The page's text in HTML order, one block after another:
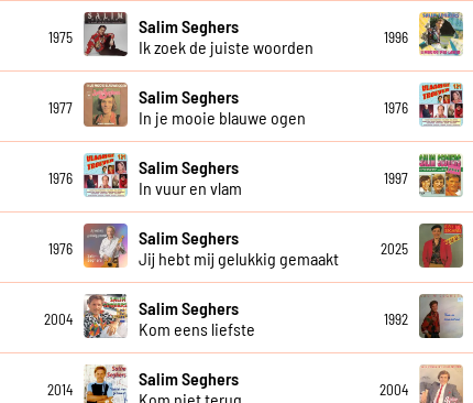
1975
Salim Seghers
Ik zoek de juiste woorden
1996
1977
Salim Seghers
In je mooie blauwe ogen
1976
1976
Salim Seghers
In vuur en vlam
1997
1976
Salim Seghers
Jij hebt mij gelukkig gemaakt
2025
2004
Salim Seghers
Kom eens liefste
1992
2014
Salim Seghers
2004